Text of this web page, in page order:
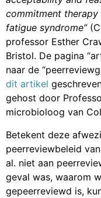
commitment
fatigue syndrome”
professor Esther
Bristol. De pagina
naar de
dit artikel
gehost door
microbioloog van
Betekent deze
peerreviewbeleid van
al. niet aan
geval was, waarom
gepeerreviewd is,